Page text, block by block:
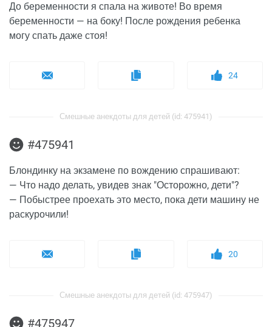
До беременности я спала на животе! Во время
беременности — на боку! После рождения ребенка
могу спать даже стоя!
24
Смешные анекдоты для детей (id: 475941)
#475941
Блондинку на экзамене по вождению спрашивают:
— Что надо делать, увидев знак "Осторожно, дети"?
— Побыстрее проехать это место, пока дети машину не
раскурочили!
20
Смешные анекдоты для детей (id: 475947)
#475947